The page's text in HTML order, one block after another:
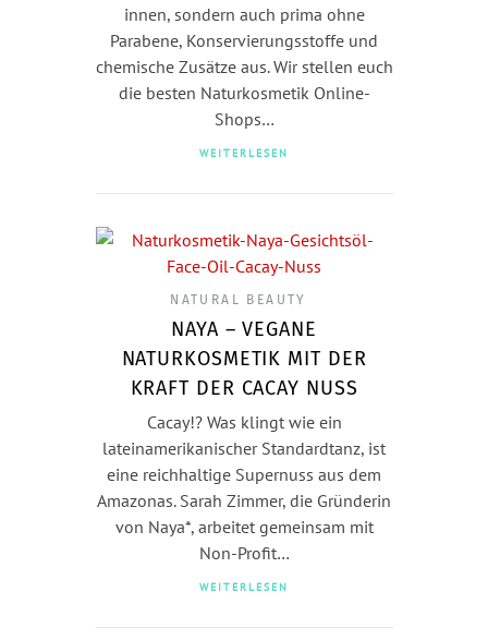
innen, sondern auch prima ohne
Parabene, Konservierungsstoffe und
chemische Zusätze aus. Wir stellen euch
die besten Naturkosmetik Online-
Shops…
WEITERLESEN
NATURAL BEAUTY
NAYA – VEGANE
NATURKOSMETIK MIT DER
KRAFT DER CACAY NUSS
Cacay!? Was klingt wie ein
lateinamerikanischer Standardtanz, ist
eine reichhaltige Supernuss aus dem
Amazonas. Sarah Zimmer, die Gründerin
von Naya*, arbeitet gemeinsam mit
Non-Profit…
WEITERLESEN